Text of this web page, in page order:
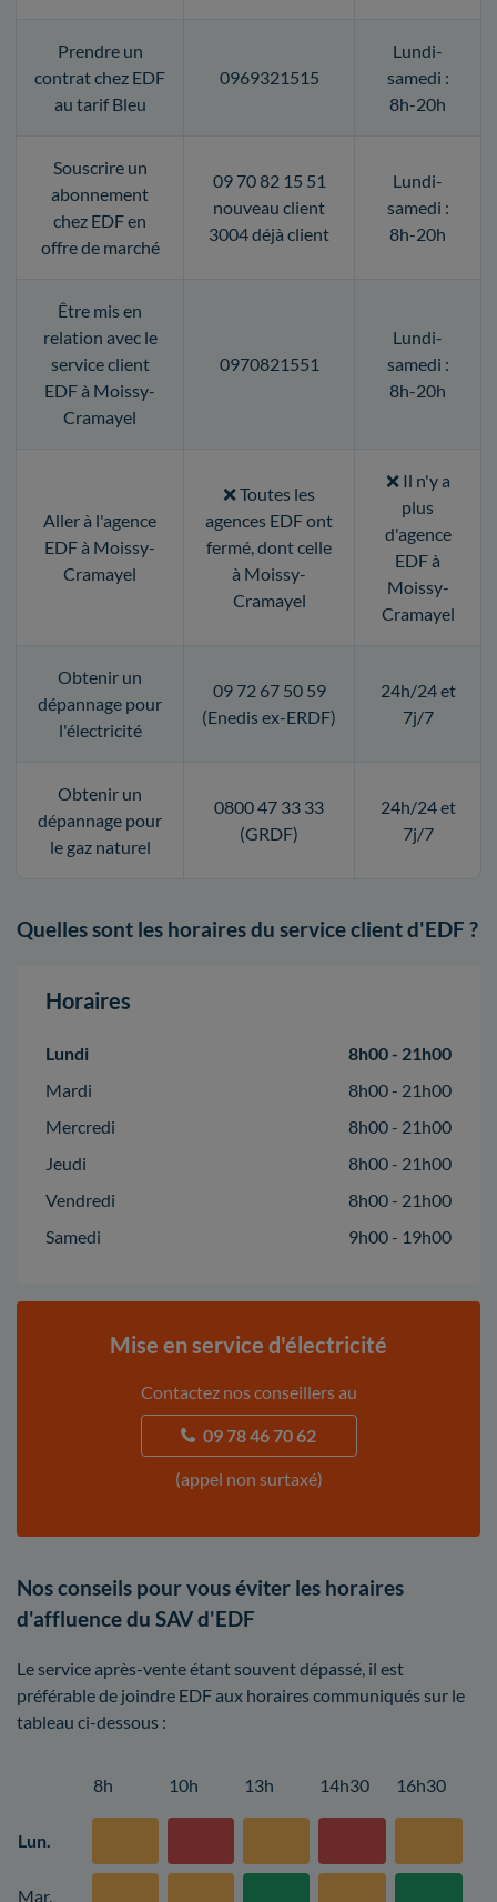
Prendre un
contrat chez EDF
au tarif Bleu
0969321515
Lundi-
samedi :
8h-20h
Souscrire un
abonnement
chez EDF en
offre de marché
09 70 82 15 51
nouveau client
3004 déjà client
Lundi-
samedi :
8h-20h
Être mis en
relation avec le
service client
EDF à Moissy-
Cramayel
0970821551
Lundi-
samedi :
8h-20h
Aller à l'agence
EDF à Moissy-
Cramayel
❌ Toutes les
agences EDF ont
fermé, dont celle
à Moissy-
Cramayel
❌ Il n'y a
plus
d'agence
EDF à
Moissy-
Cramayel
Obtenir un
dépannage pour
l'électricité
09 72 67 50 59
(Enedis ex-ERDF)
24h/24 et
7j/7
Obtenir un
dépannage pour
le gaz naturel
0800 47 33 33
(GRDF)
24h/24 et
7j/7
Quelles sont les horaires du service client d'EDF ?
Horaires
Lundi
8h00 - 21h00
Mardi
8h00 - 21h00
Mercredi
8h00 - 21h00
Jeudi
8h00 - 21h00
Vendredi
8h00 - 21h00
Samedi
9h00 - 19h00
Mise en service d'électricité
Contactez nos conseillers au
09 78 46 70 62
(appel non surtaxé)
Nos conseils pour vous éviter les horaires
d'affluence du SAV d'EDF
Le service après-vente étant souvent dépassé, il est
préférable de joindre EDF aux horaires communiqués sur le
tableau ci-dessous :
8h 10h 13h 14h30 16h30
Lun.
Mar.